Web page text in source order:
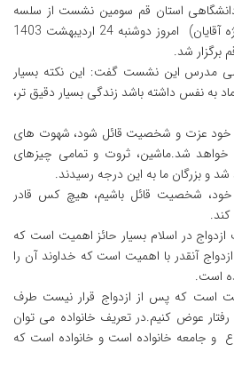
استان قم سومین نشست از سلسه
نشست های معرفت افزایی(ویژه آقایان) امروز دوشنبه 24 اردیبهشت 1403
برگزار شد.
مدرس این نشست گفت: این نکته بسیار
به نفس داشته باشد زندگی بسیار دقیق تر،
خود عزت و شخصیت قائل شود، شهوت های
شد.ماشین، ثروت و تمامی چیزهای
و بزرگان ما به این درجه رسیدند.
خود، شخصیت قائل باشیم، هیچ کس قادر
در اسلام بسیار حائز اهمیت است که
ازدواج آنقدر با اهمیت است که خداوند آن را
است.
است که پس از ازدواج قرار نیست طرف
رفتار عوض کنیم.در تعریف خانواده می توان
و جامعه خانواده است و خانواده است که